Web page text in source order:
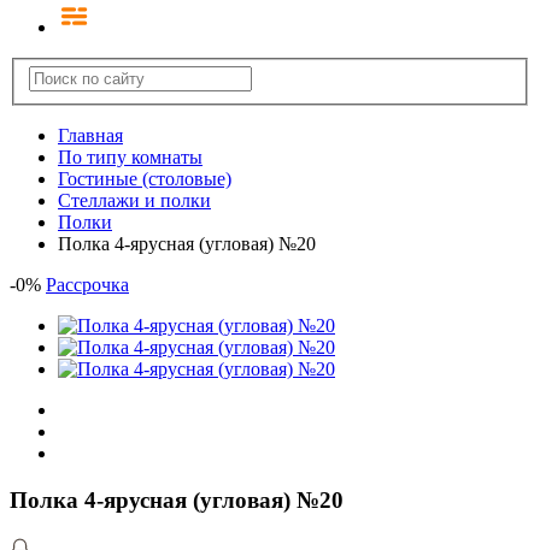
Главная
По типу комнаты
Гостиные (столовые)
Стеллажи и полки
Полки
Полка 4-ярусная (угловая) №20
-0% Рассрочка
Полка 4-ярусная (угловая) №20